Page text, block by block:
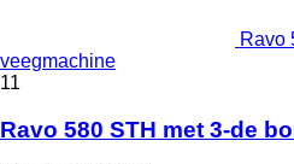
Ravo
veegmachine
11
Ravo 580 STH met 3-de